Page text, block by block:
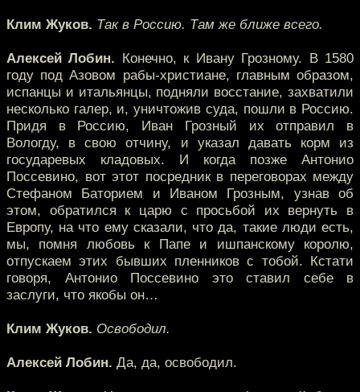
Клим Жуков. Так в Россию. Там же ближе всего.
Алексей Лобин. Конечно, к Ивану Грозному. В 1580
году под Азовом рабы-христиане, главным образом,
испанцы и итальянцы, подняли восстание, захватили
несколько галер, и, уничтожив суда, пошли в Россию.
Придя в Россию, Иван Грозный их отправил в
Вологду, в свою отчину, и указал давать корм из
государевых кладовых. И когда позже Антонио
Поссевино, вот этот посредник в переговорах между
Стефаном Баторием и Иваном Грозным, узнав об
этом, обратился к царю с просьбой их вернуть в
Европу, на что ему сказали, что да, такие люди есть,
мы, помня любовь к Папе и ишпанскому королю,
отпускаем этих бывших пленников с тобой. Кстати
говоря, Антонио Поссевино это ставил себе в
заслуги, что якобы он…
Клим Жуков. Освободил.
Алексей Лобин. Да, да, освободил.